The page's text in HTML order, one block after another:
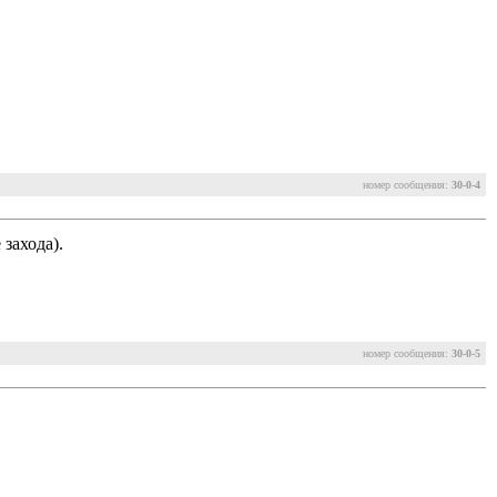
номер сообщения: 30-0-4
номер сообщения: 30-0-5